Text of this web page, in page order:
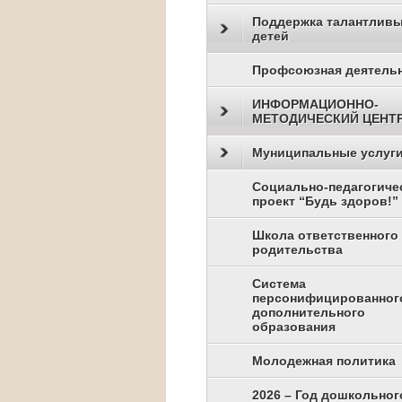
Поддержка
детей
Профсоюзная
ИНФОРМАЦИОННО-
МЕТОДИЧЕСКИЙ
Муниципальные услуги
Социально-
проект “Будь здоров!”
Школа ответственного
родительства
Система
дополнительного
образования
Молодежная политика
2026 – Год